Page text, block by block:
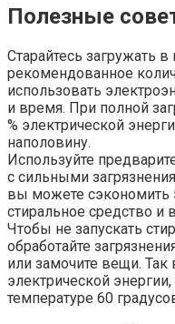
Полезные
Старайтесь загружать
рекомендованное
использовать
и время. При полной
% электрической
наполовину.
Используйте
с сильными
вы можете сэкономить
стиральное средство и
Чтобы не запускать
обработайте
или замочите вещи.
электрической
температуре 60